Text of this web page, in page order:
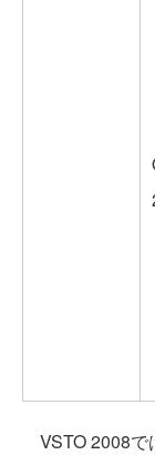
VSTO 2008で